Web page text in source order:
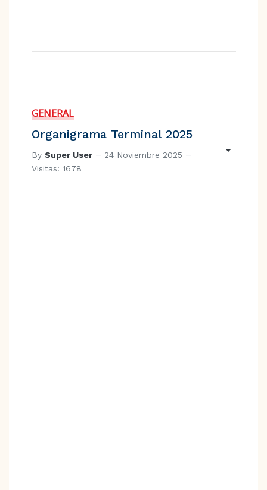
GENERAL
Organigrama Terminal 2025
By Super User
24 Noviembre 2025
Visitas: 1678